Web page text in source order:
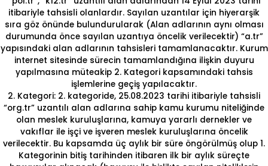
itibariyle tahsisli olanlardır. Sayılan uzantılar için hiyerarşik
sıra göz önünde bulundurularak (Alan adlarının aynı olması
durumunda önce sayılan uzantıya öncelik verilecektir) “a.tr”
yapısındaki alan adlarının tahsisleri tamamlanacaktır. Kurum
internet sitesinde sürecin tamamlandığına ilişkin duyuru
yapılmasına müteakip 2. Kategori kapsamındaki tahsis
işlemlerine geçiş yapılacaktır.
2. Kategori: 2. kategoride, 25.08.2023 tarihi itibariyle tahsisli
“org.tr” uzantılı alan adlarına sahip kamu kurumu niteliğinde
olan meslek kuruluşlarına, kamuya yararlı dernekler ve
vakıflar ile işçi ve işveren meslek kuruluşlarına öncelik
verilecektir. Bu kapsamda üç aylık bir süre öngörülmüş olup 1.
Kategorinin bitiş tarihinden itibaren ilk bir aylık süreçte